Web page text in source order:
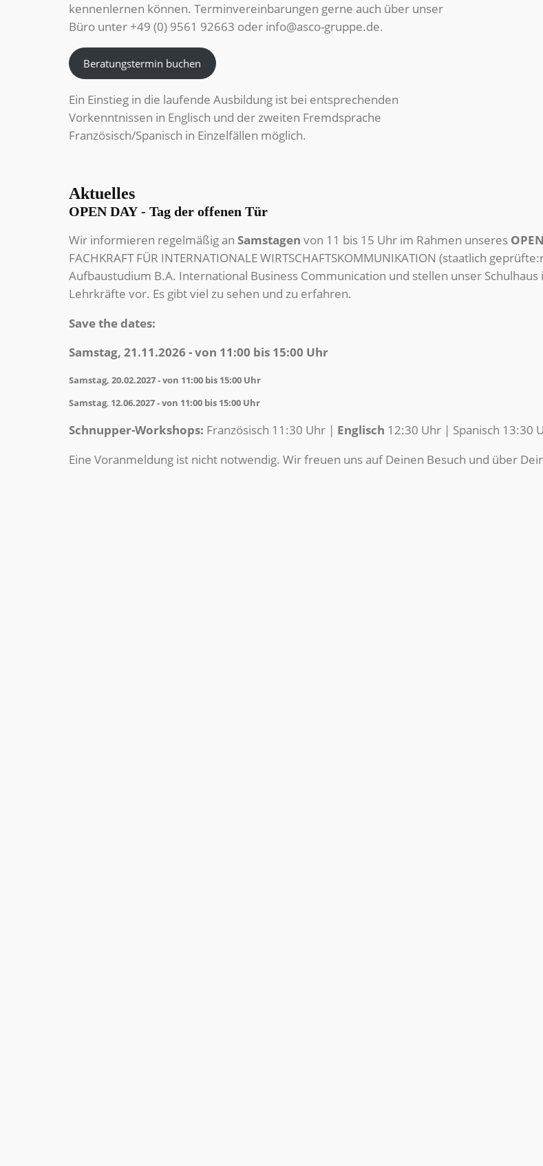
kennenlernen können. Terminvereinbarungen gerne auch über unser
Büro unter +49 (0) 9561 92663 oder info@asco-gruppe.de.
Beratungstermin buchen
Ein Einstieg in die laufende Ausbildung ist bei entsprechenden
Vorkenntnissen in Englisch und der zweiten Fremdsprache
Französisch/Spanisch in Einzelfällen möglich.
Aktuelles
OPEN DAY - Tag der offenen Tür
Wir informieren regelmäßig an Samstagen von 11 bis 15 Uhr im Rahmen unseres
FACHKRAFT FÜR INTERNATIONALE WIRTSCHAFTSKOMMUNIKATION (staatlich
Aufbaustudium B.A. International Business Communication und stellen unser
Lehrkräfte vor. Es gibt viel zu sehen und zu erfahren.
Save the dates:
Samstag, 21.11.2026 - von 11:00 bis 15:00 Uhr
Samstag, 20.02.2027 - von 11:00 bis 15:00 Uhr
Samstag, 12.06.2027 - von 11:00 bis 15:00 Uhr
Schnupper-Workshops: Französisch 11:30 Uhr | Englisch 12:30 Uhr | Spanisch 13:30
Eine Voranmeldung ist nicht notwendig. Wir freuen uns auf Deinen Besuch und über